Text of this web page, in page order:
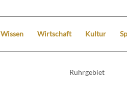
Wissen Wirtschaft Kultur
Ruhrgebiet